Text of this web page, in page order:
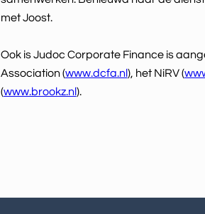
met Joost.
Ook is Judoc Corporate Finance is
Association (www.dcfa.nl), het NiRV (
(www.brookz.nl).